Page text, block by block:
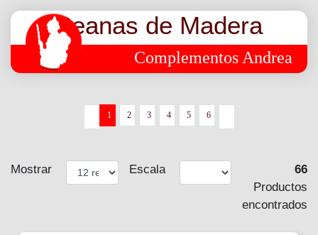
Peanas de Madera
Complementos Andrea
1 2 3 4 5 6
Mostrar Escala
66
Productos
encontrados